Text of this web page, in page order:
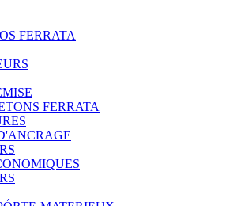
FERRATA
FERRATA